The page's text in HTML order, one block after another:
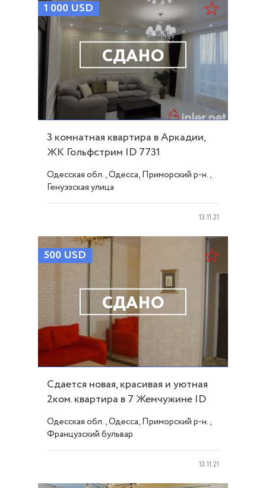
СДАНО
1 000 USD
3 комнатная квартира в Аркадии,
ЖК Гольфстрим ID 7731
Одесская обл., Одесса, Приморский р-н.,
Генуэзская улица
13.11.21
СДАНО
500 USD
Сдается новая, красивая и уютная
2ком. квартира в 7 Жемчужине ID
8617
Одесская обл., Одесса, Приморский р-н.,
Французский бульвар
13.11.21